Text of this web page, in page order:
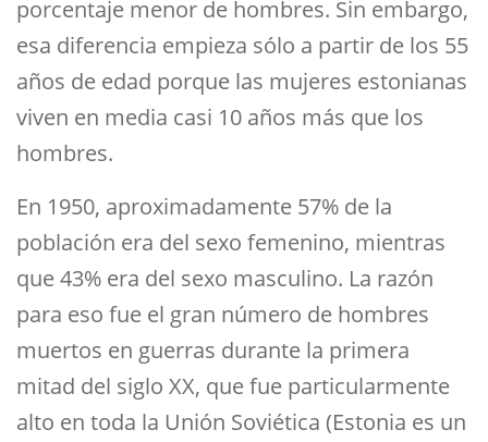
porcentaje menor de hombres. Sin embargo,
esa diferencia empieza sólo a partir de los 55
años de edad porque las mujeres estonianas
viven en media casi 10 años más que los
hombres.
En 1950, aproximadamente 57% de la
población era del sexo femenino, mientras
que 43% era del sexo masculino. La razón
para eso fue el gran número de hombres
muertos en guerras durante la primera
mitad del siglo XX, que fue particularmente
alto en toda la Unión Soviética (Estonia es un